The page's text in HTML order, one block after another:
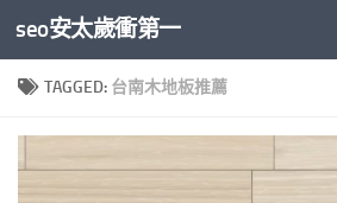
Skip to content
seo安太歲衝第一
TAGGED: 台南木地板推薦